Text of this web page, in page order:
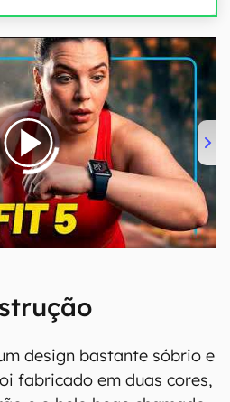
design bastante sóbrio e
fabricado em duas cores,